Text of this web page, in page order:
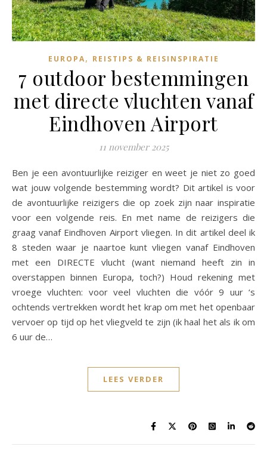
EUROPA, REISTIPS & REISINSPIRATIE
7 outdoor bestemmingen
met directe vluchten vanaf
Eindhoven Airport
11 november 2025
Ben je een avontuurlijke reiziger en weet je niet zo goed
wat jouw volgende bestemming wordt? Dit artikel is voor
de avontuurlijke reizigers die op zoek zijn naar inspiratie
voor een volgende reis. En met name de reizigers die
graag vanaf Eindhoven Airport vliegen. In dit artikel deel ik
8 steden waar je naartoe kunt vliegen vanaf Eindhoven
met een DIRECTE vlucht (want niemand heeft zin in
overstappen binnen Europa, toch?) Houd rekening met
vroege vluchten: voor veel vluchten die vóór 9 uur ‘s
ochtends vertrekken wordt het krap om met het openbaar
vervoer op tijd op het vliegveld te zijn (ik haal het als ik om
6 uur de…
LEES VERDER